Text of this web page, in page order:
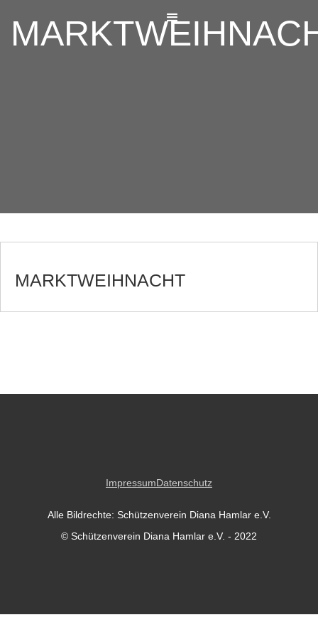
MARKTWEIHNACHT
ImpressumDatenschutz
Alle Bildrechte: Schützenverein Diana Hamlar e.V.
© Schützenverein Diana Hamlar e.V. - 2022